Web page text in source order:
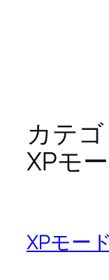
カテ
XPモ
XPモー